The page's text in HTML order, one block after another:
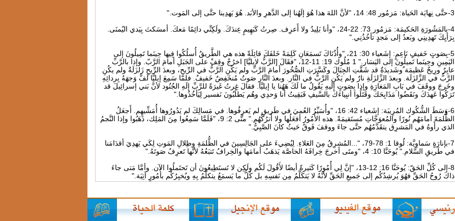
3-حتَّى نِهايَة الحَياة: مَزمُور 48: 14، "لأنَّ اللهَ هذا هُوَ إلَهُنا إلى الدَّهرِ والأبَد. هُوَ يَهدِينا حتَّى إلى المَوت."
4-بالمَشُورَةِ الحَكيمَة: مَزمُور 73: 22-24، "وأنا بَلِيدٌ ولا أَعرِف. صِرتُ كَبَهِيمٍ عِندَكَ. ولَكِنِّي دائِمًا مَعكَ. أمسَكتَ بِيَدي اليُمنَى.
بِرَأيِكَ تَهدِينِي وبَعدُ إلى مَجدٍ تأخُذُنِي."
5-بِصَوتٍ خَفيفٍ نَاعِمٍ: إشَعياء 30: 21، "وأُذُنَاكَ تَسمَعَانِ كَلِمَةً خَلفَكَ قائِلَةً هذه هي الطَّريقُ أُسلُكُوا فِيها حِينَما تَمِيلُونَ إلى
اليَمِينِ وحِينَما تَميلُونَ إلى اليَسَار." 1 مُلُوك 19: 11-12، "فقَالَ [الرَّبُّ لإيليَّا] اخرُجْ وقِفْ على الجَبَلِ أمامَ الرَّبّ. وإذا بالرَّبِّ
عابِرٌ ورِيحٌ عَظيمَة ٌوشَديدَةٌ قد شَقَّتِ الجِبَالَ وكَسَّرَتِ الصُّخُورَ أمامَ الرَّبِّ ولم يَكُنِ الرَّبُّ في الرِّيح، وبعدَ الرِّيحِ زَلزَلَةٌ ولم يكُنِ
الرَّبُّ في الزَّلزَلَة. وبعدَ الزَّلزَلَةِ نارٌ ولم يَكُنِ الرَّبُّ في النَّار. وبعدَ النَّارِ صَوتٌ مُنخَفِضٌ خَفيفٌ. فلمَّا سَمِعَ إيليَّا لَفَّ وَجهَهُ بِردائِهِ
وخَرجَ ووقَفَ في بَابِ المَغارَةِ وإذا بِصَوتٍ إلَيهِ يَقُولُ ما لَكَ هَهُنا يا إيليَّا. فقالَ غِرتُ غَيرَةً للرَّبِّ إلَهِ الجُنُود لأنَّ بَني إسرائِيلَ قد
تَرَكُوا عَهدَكَ ونَقَضُوا مَذَابِحَكَ وقَتَلُوا أنبِياءَكَ بالسَّيفِ فَبَقِيتُ أنا وَحدِي وهُم يَطلُبُونَ نَفسير لِيَأخُذُوها."
6-وَسَطَ الشُّكُوك المُرِيبَة: إشَعياء 42: 16، "وأُسَيِّرُ العُميَ في طَريقٍ لم يَعرِفُوها. في مَسالِكَ لم يَدُورُوها أُمَشِّيهِم. أَجعَلُ
الظُّلمَةَ أمامَهُم نُورًا والمُعوَجَّاتِ مُستَقيمَةً. هذه الأُمُورُ أفعَلُها ولا أَترُكُهُم." متَّى 2: 9، "فَلَمَّا سَمِعُوا مِنَ المَلِك، ذَهَبُوا وإذا النَّجمُ
الذي رأَوهُ في المَشرِق يتقَدَّمُهُم حتَّى جاءَ ووقفَ فَوقُ حَيثُ كانَ الصَّبِيُّ."
7-بإنارَةٍ سَماوِيَّة: لُوقا 1: 78-79، "...المُشرِقُ مِنَ العَلاءِ. لِيُضِيءَ على الجَالِسِينَ في الظُّلمَةِ وظِلالِ المَوتِ لِكَي يَهدِيَ أقدَامَنا
في طَريقِ السَّلام." يُوحَنَّا 10: 4، "ومتَى أخرجَ خِرافَهُ الخاصَّة يَذهَبُ أمامَها والخِرافُ تَتبَعُهُ لأنَّها تَعرِفُ صَوتَهُ."
8-إلى كُلِّ الحَقّ: يُوحَنَّا 16: 12-13، "إنَّ لِي أُمُورًا كَثيرةً أيضًا لأَقُولَ لَكُم ولَكِن لا تَستَطِيعُونَ أن تَحتَملُوا الآن. وأمَّا مَتى جاءَ
ذاكَ رُوحُ الحَقِّ فهُوَ يُرشِدُكُم إلى جَميعِ الحَقِّ لأنَّهُ لا يَتكَلَّمُ مِن نَفسِهِ بل كُلُّ ما يَسمَعُ يتكلَّمُ بِهِ ويُخبِرُكُم بأُمُورٍ آتِيَة."